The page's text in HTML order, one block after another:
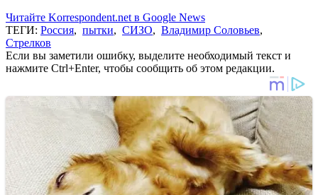
Читайте Korrespondent.net в Google News
ТЕГИ: Россия, пытки, СИЗО, Владимир Соловьев,
Стрелков
Если вы заметили ошибку, выделите необходимый текст и
нажмите Ctrl+Enter, чтобы сообщить об этом редакции.